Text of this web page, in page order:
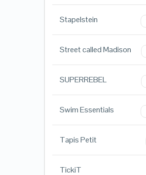
Stapelstein
Street called Madison
SUPERREBEL
Swim Essentials
Tapis Petit
TickiT